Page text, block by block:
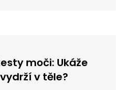
moči: Ukáže
v těle?